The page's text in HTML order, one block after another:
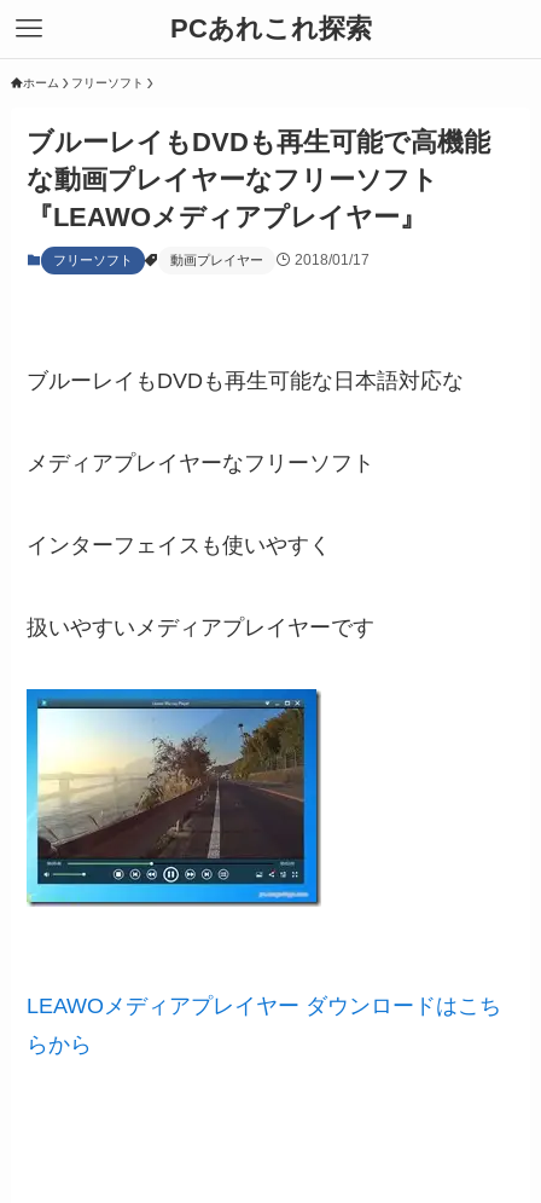
PCあれこれ探索
ホーム フリーソフト
ブルーレイもDVDも再生可能で高機能
な動画プレイヤーなフリーソフト
『LEAWOメディアプレイヤー』
フリーソフト 動画プレイヤー 2018/01/17
ブルーレイもDVDも再生可能な日本語対応な
メディアプレイヤーなフリーソフト
インターフェイスも使いやすく
扱いやすいメディアプレイヤーです
LEAWOメディアプレイヤー ダウンロードはこち
らから